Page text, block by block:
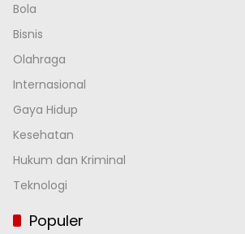
Bola
Bisnis
Olahraga
Internasional
Gaya Hidup
Kesehatan
Hukum dan Kriminal
Teknologi
Populer